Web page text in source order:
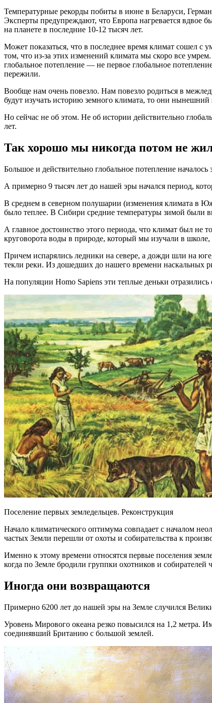
Температурные рекорды побиты в июне в Беларуси,
Эксперты предупреждают, что Европа нагревается вдвое
на планете в последние 10-12 тысяч лет.
Может показаться, что в последнее время климат сошел с
том, что из-за этих изменений климата мы скоро все
глобальное потепление — не первое глобальное
пережили.
Вообще нам очень повезло. Нам повезло родиться в
будут изучать историю земного климата, то они
Но сейчас не об этом. Не об истории действительно
лет.
Так хорошо мы никогда потом не
Большое и действительно глобальное потепление
А примерно 9 тысяч лет до нашей эры начался период,
В среднем в северном полушарии (изменения климата в
было теплее. В Сибири средние температуры зимой были
А главное достоинство этого периода, что климат был
круговорота воды в природе, который мы изучали в
Причем испарялись ледники на севере, а дожди шли на
текли реки. Из дошедших до нашего времени наскальных
На популяции Homo Sapiens эти теплые деньки
Поселение первых земледельцев. Реконструкция
Начало климатического оптимума совпадает с началом
частых Земли перешли от охоты и собирательства к
Именно к этому времени относятся первые поселения
когда по Земле бродили группки охотников и собирателей
Иногда они возвращаются
Примерно 6200 лет до нашей эры на Земле случился
Уровень Мирового океана резко повысился на 1,2 метра.
соединявший Британию с большой землей.